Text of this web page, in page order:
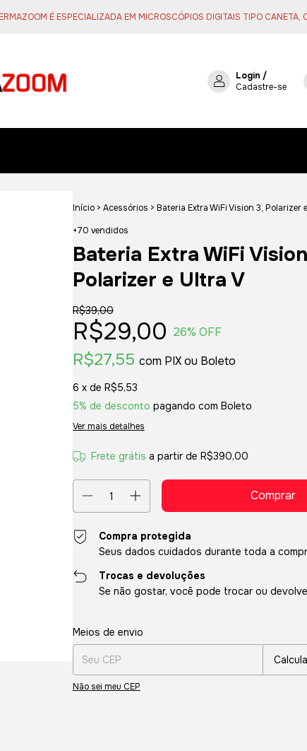
É ESPECIALIZADA EM MICROSCÓPIOS DIGITAIS TIPO CANETA,
Login /
Cadastre-se
Início > Acessórios > Bateria Extra WiFi Vision 3, Polarizer
+70 vendidos
Bateria Extra WiFi
Polarizer e Ultra V
R$39,00
R$29,00 26% OFF
R$27,55 com Boleto
6 x de R$5,53
5% de desconto pagando com Boleto
Ver mais detalhes
Frete grátis a partir deR$390,00
Compra protegida
Seus dados cuidados durante toda a
Trocas e devoluções
Se não gostar, você pode trocar ou
Entregas para o CEP:
Meios de envio
Não sei meu CEP